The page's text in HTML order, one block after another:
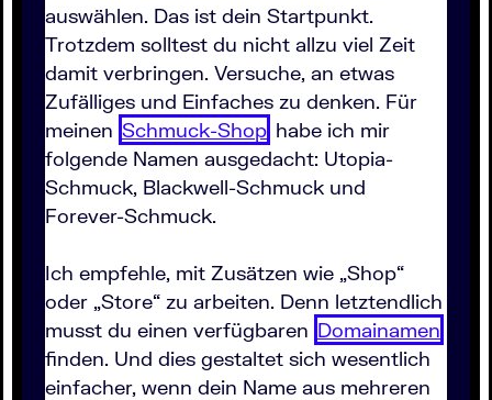
auswählen. Das ist dein Startpunkt.
Trotzdem solltest du nicht allzu viel Zeit
damit verbringen. Versuche, an etwas
Zufälliges und Einfaches zu denken. Für
meinen Schmuck-Shop habe ich mir
folgende Namen ausgedacht: Utopia-
Schmuck, Blackwell-Schmuck und
Forever-Schmuck.
Ich empfehle, mit Zusätzen wie „Shop“
oder „Store“ zu arbeiten. Denn letztendlich
musst du einen verfügbaren Domainamen
finden. Und dies gestaltet sich wesentlich
einfacher, wenn dein Name aus mehreren